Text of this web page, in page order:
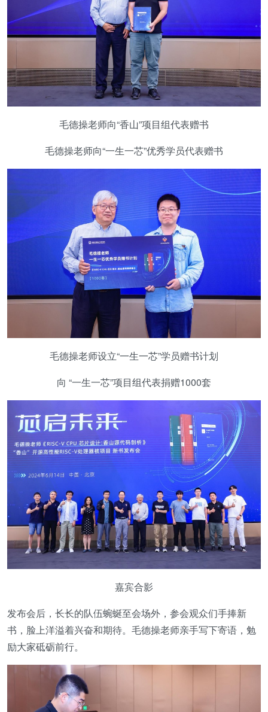
毛德操老师向“香山”项目组代表赠书
毛德操老师向“一生一芯”优秀学员代表赠书
毛德操老师设立“一生一芯”学员赠书计划
向 “一生一芯”项目组代表捐赠1000套
嘉宾合影
发布会后，长长的队伍蜿蜒至会场外，参会观众们手捧新
书，脸上洋溢着兴奋和期待。毛德操老师亲手写下寄语，勉
励大家砥砺前行。